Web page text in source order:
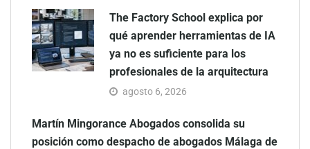
The Factory School explica por
qué aprender herramientas de IA
ya no es suficiente para los
profesionales de la arquitectura
agosto 6, 2026
Martín Mingorance Abogados consolida su
posición como despacho de abogados Málaga de